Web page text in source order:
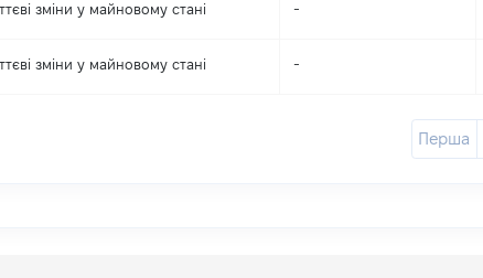
зміни y майновому стані -
зміни y майновому стані -
Перша